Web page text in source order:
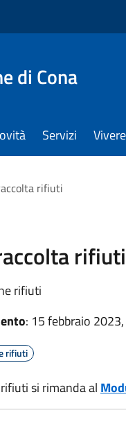
di Cona
Servizi
rifiuti
rifiuti
rifiuti
: 15 febbraio
rifiuti
si rimanda al